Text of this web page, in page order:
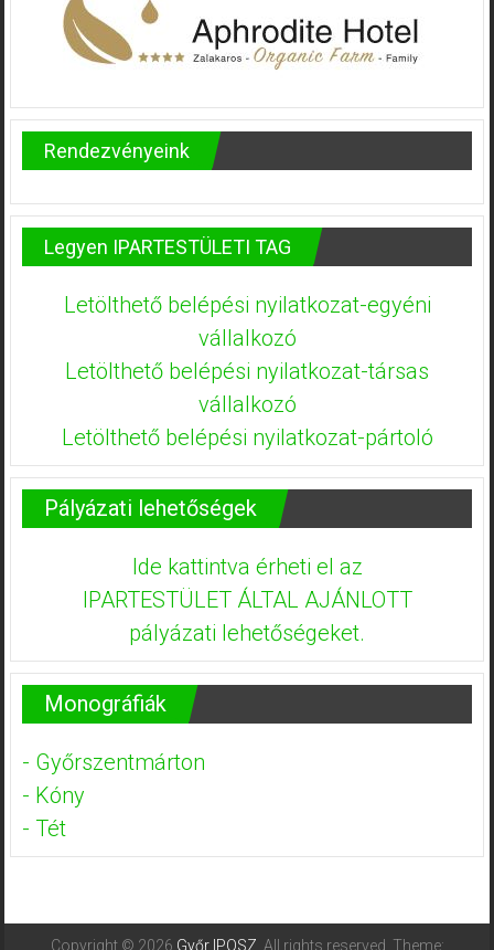
Rendezvényeink
Legyen IPARTESTÜLETI TAG
Letölthető belépési nyilatkozat-egyéni
vállalkozó
Letölthető belépési nyilatkozat-társas
vállalkozó
Letölthető belépési nyilatkozat-pártoló
Pályázati lehetőségek
Ide kattintva érheti el az
IPARTESTÜLET ÁLTAL AJÁNLOTT
pályázati lehetőségeket.
Monográfiák
- Győrszentmárton
- Kóny
- Tét
Copyright © 2026 Győr IPOSZ . All rights reserved. Theme: